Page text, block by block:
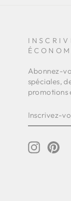
Abonnez-
spéciales,
promotions
VOUS
À
Instagram